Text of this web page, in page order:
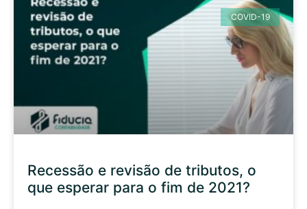
COVID-19
Recessão e revisão de tributos, o
que esperar para o fim de 2021?